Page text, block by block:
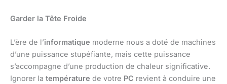
Garder la Tête Froide
L’ère de l’informatique moderne nous a doté de machines
d’une puissance stupéfiante, mais cette puissance
s’accompagne d’une production de chaleur significative.
Ignorer la température de votre PC revient à conduire une